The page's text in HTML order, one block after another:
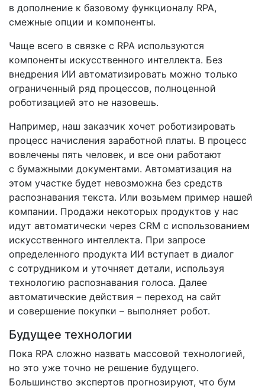
в дополнение к базовому функционалу RPA,
смежные опции и компоненты.
Чаще всего в связке с RPA используются
компоненты искусственного интеллекта. Без
внедрения ИИ автоматизировать можно только
ограниченный ряд процессов, полноценной
роботизацией это не назовешь.
Например, наш заказчик хочет роботизировать
процесс начисления заработной платы. В процесс
вовлечены пять человек, и все они работают
с бумажными документами. Автоматизация на
этом участке будет невозможна без средств
распознавания текста. Или возьмем пример нашей
компании. Продажи некоторых продуктов у нас
идут автоматически через CRM с использованием
искусственного интеллекта. При запросе
определенного продукта ИИ вступает в диалог
с сотрудником и уточняет детали, используя
технологию распознавания голоса. Далее
автоматические действия – переход на сайт
и совершение покупки – выполняет робот.
Будущее технологии
Пока RPA сложно назвать массовой технологией,
но это уже точно не решение будущего.
Большинство экспертов прогнозируют, что бум